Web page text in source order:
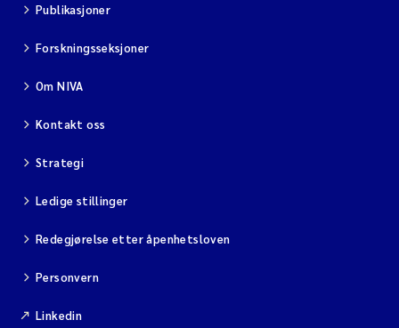
Publikasjoner
Forskningsseksjoner
Om NIVA
Kontakt oss
Strategi
Ledige stillinger
Redegjørelse etter åpenhetsloven
Personvern
Linkedin